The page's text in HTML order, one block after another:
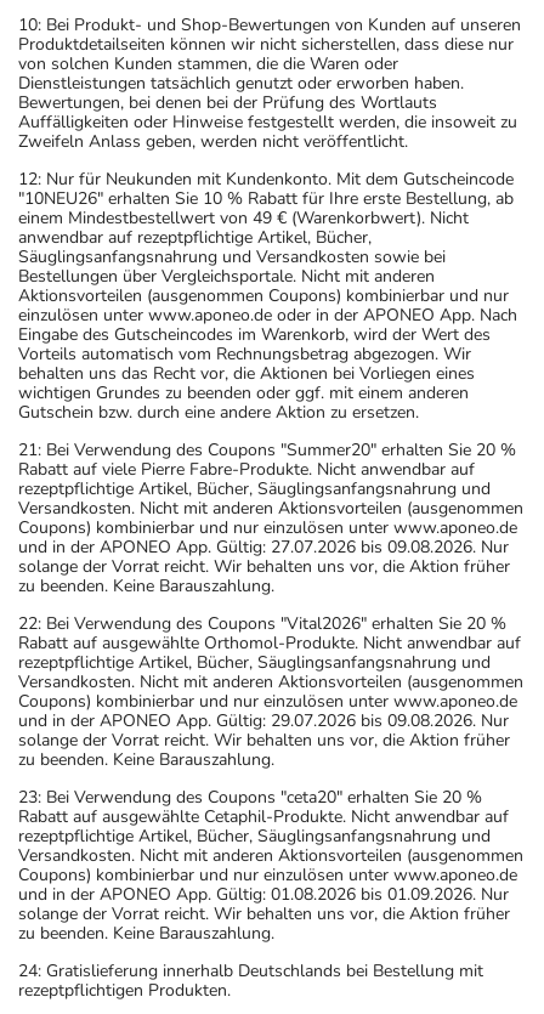
10: Bei Produkt- und Shop-Bewertungen von Kunden auf unseren
Produktdetailseiten können wir nicht sicherstellen, dass diese nur
von solchen Kunden stammen, die die Waren oder
Dienstleistungen tatsächlich genutzt oder erworben haben.
Bewertungen, bei denen bei der Prüfung des Wortlauts
Auffälligkeiten oder Hinweise festgestellt werden, die insoweit zu
Zweifeln Anlass geben, werden nicht veröffentlicht.
12: Nur für Neukunden mit Kundenkonto. Mit dem Gutscheincode
"10NEU26" erhalten Sie 10 % Rabatt für Ihre erste Bestellung, ab
einem Mindestbestellwert von 49 € (Warenkorbwert). Nicht
anwendbar auf rezeptpflichtige Artikel, Bücher,
Säuglingsanfangsnahrung und Versandkosten sowie bei
Bestellungen über Vergleichsportale. Nicht mit anderen
Aktionsvorteilen (ausgenommen Coupons) kombinierbar und nur
einzulösen unter www.aponeo.de oder in der APONEO App. Nach
Eingabe des Gutscheincodes im Warenkorb, wird der Wert des
Vorteils automatisch vom Rechnungsbetrag abgezogen. Wir
behalten uns das Recht vor, die Aktionen bei Vorliegen eines
wichtigen Grundes zu beenden oder ggf. mit einem anderen
Gutschein bzw. durch eine andere Aktion zu ersetzen.
21: Bei Verwendung des Coupons "Summer20" erhalten Sie 20 %
Rabatt auf viele Pierre Fabre-Produkte. Nicht anwendbar auf
rezeptpflichtige Artikel, Bücher, Säuglingsanfangsnahrung und
Versandkosten. Nicht mit anderen Aktionsvorteilen (ausgenommen
Coupons) kombinierbar und nur einzulösen unter www.aponeo.de
und in der APONEO App. Gültig: 27.07.2026 bis 09.08.2026. Nur
solange der Vorrat reicht. Wir behalten uns vor, die Aktion früher
zu beenden. Keine Barauszahlung.
22: Bei Verwendung des Coupons "Vital2026" erhalten Sie 20 %
Rabatt auf ausgewählte Orthomol-Produkte. Nicht anwendbar auf
rezeptpflichtige Artikel, Bücher, Säuglingsanfangsnahrung und
Versandkosten. Nicht mit anderen Aktionsvorteilen (ausgenommen
Coupons) kombinierbar und nur einzulösen unter www.aponeo.de
und in der APONEO App. Gültig: 29.07.2026 bis 09.08.2026. Nur
solange der Vorrat reicht. Wir behalten uns vor, die Aktion früher
zu beenden. Keine Barauszahlung.
23: Bei Verwendung des Coupons "ceta20" erhalten Sie 20 %
Rabatt auf ausgewählte Cetaphil-Produkte. Nicht anwendbar auf
rezeptpflichtige Artikel, Bücher, Säuglingsanfangsnahrung und
Versandkosten. Nicht mit anderen Aktionsvorteilen (ausgenommen
Coupons) kombinierbar und nur einzulösen unter www.aponeo.de
und in der APONEO App. Gültig: 01.08.2026 bis 01.09.2026. Nur
solange der Vorrat reicht. Wir behalten uns vor, die Aktion früher
zu beenden. Keine Barauszahlung.
24: Gratislieferung innerhalb Deutschlands bei Bestellung mit
rezeptpflichtigen Produkten.